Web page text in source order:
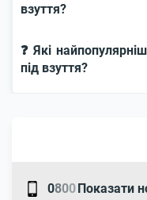
взуття?
❓ Які
під взуття?
0800Показати